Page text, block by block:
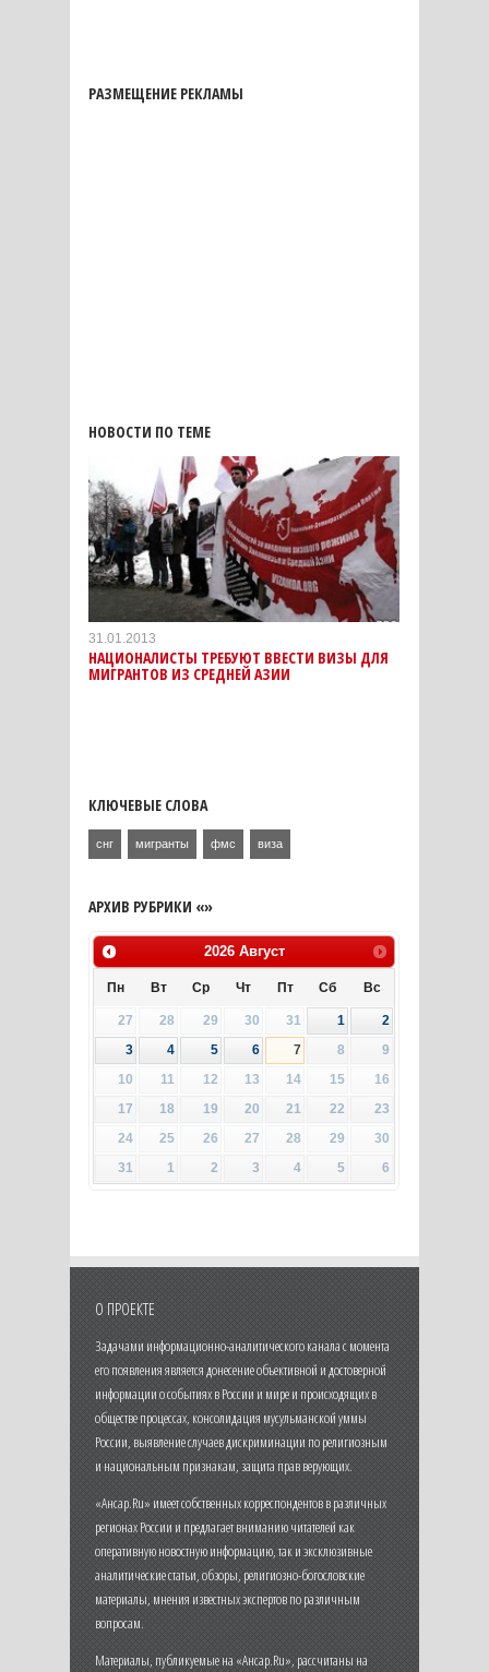
РАЗМЕЩЕНИЕ РЕКЛАМЫ
НОВОСТИ ПО ТЕМЕ
31.01.2013
НАЦИОНАЛИСТЫ ТРЕБУЮТ ВВЕСТИ ВИЗЫ ДЛЯ
МИГРАНТОВ ИЗ СРЕДНЕЙ АЗИИ
КЛЮЧЕВЫЕ СЛОВА
снг мигранты фмс виза
АРХИВ РУБРИКИ «»
2026 Август
Пн Вт Ср Чт Пт Сб Вс
27 28 29 30 31 1
2
3
4 5 6 7 8
9
10
11 12 13 14 15
16
17
18 19 20 21 22
23
24
25 26 27 28 29
30
31
1 2 3 4 5 6
О ПРОЕКТЕ
Задачами информационно-аналитического канала с момента
его появления является донесение объективной и достоверной
информации о событиях в России и мире и происходящих в
обществе процессах, консолидация мусульманской уммы
России, выявление случаев дискриминации по религиозным
и национальным признакам, защита прав верующих.
«Ансар.Ru» имеет собственных корреспондентов в различных
регионах России и предлагает вниманию читателей как
оперативную новостную информацию, так и эксклюзивные
аналитические статьи, обзоры, религиозно-богословские
материалы, мнения известных экспертов по различным
вопросам.
Материалы, публикуемые на «Ансар.Ru», рассчитаны на